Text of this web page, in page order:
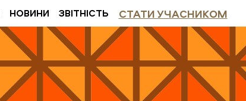
СТАТИ УЧАСНИКОМ
НОВИНИ ЗВІТНІСТЬ